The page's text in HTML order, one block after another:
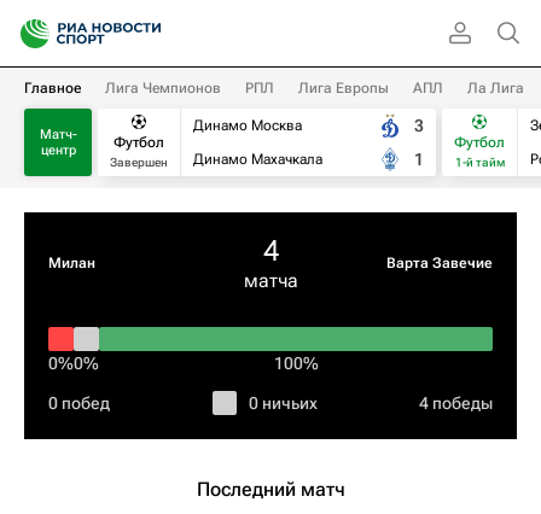
Главное Лига Чемпионов РПЛ Лига Европы АПЛ Ла Лига
Матч-
центр
Футбол
Завершен
Динамо Москва
Динамо Махачкала
3
1
Футбол
1-й тайм
Милан 4
матча
Варта Завечие
0%0% 100%
0 побед 0 ничьих 4 победы
Последний матч